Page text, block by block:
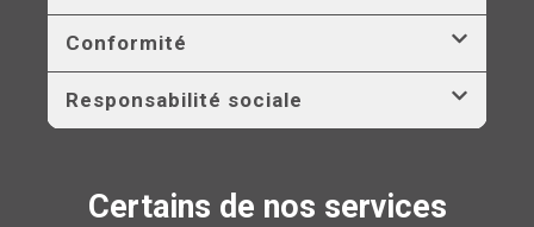
Conformité
Responsabilité sociale
Certains de nos services